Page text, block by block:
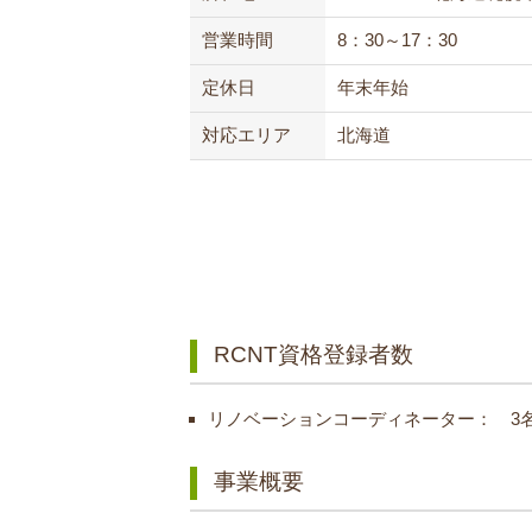
営業時間 8：30～17：30
定休日 年末年始
対応エリア 北海道
RCNT資格登録者数
リノベーションコーディネーター： 3
事業概要